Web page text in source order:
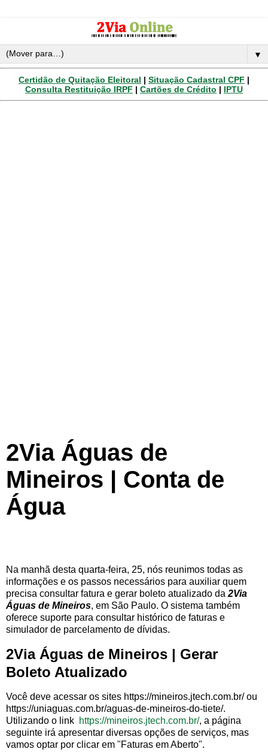
▼
Certidão de Quitação Eleitoral | Situação Cadastral CPF |
Consulta Restituição IRPF | Cartões de Crédito | IPTU
2Via Águas de
Mineiros | Conta de
Água
Na manhã desta quarta-feira, 25, nós reunimos todas as
informações e os passos necessários para auxiliar quem
precisa consultar fatura e gerar boleto atualizado da2Via
Águas de Mineiros, em São Paulo. O sistema também
oferece suporte para consultar histórico de faturas e
simulador de parcelamento de dívidas.
2Via Águas de Mineiros | Gerar
Boleto Atualizado
Você deve acessar os sites https://mineiros.jtech.com.br/ ou
https://uniaguas.com.br/aguas-de-mineiros-do-tiete/.
Utilizando o link https://mineiros.jtech.com.br/, a página
seguinte irá apresentar diversas opções de serviços, mas
vamos optar por clicar em "Faturas em Aberto".